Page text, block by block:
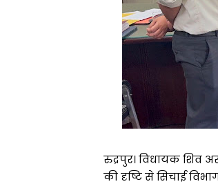
रुद्रपुर। विधायक शिव
की दृष्टि से सिचाई